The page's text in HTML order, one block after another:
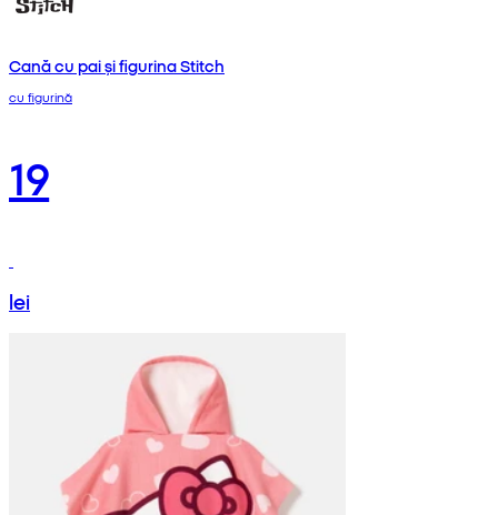
Cană cu pai și figurina Stitch
cu figurină
19
lei